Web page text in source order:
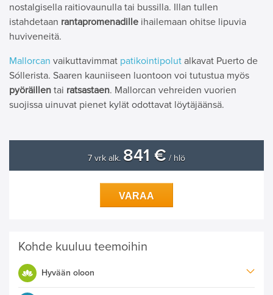
nostalgisella raitiovaunulla tai bussilla. Illan tullen
istahdetaan rantapromenadille ihailemaan ohitse lipuvia
huviveneitä.
Mallorcan vaikuttavimmat patikointipolut alkavat Puerto de
Sóllerista. Saaren kauniiseen luontoon voi tutustua myös
pyöräillen tai ratsastaen. Mallorcan vehreiden vuorien
suojissa uinuvat pienet kylät odottavat löytäjäänsä.
7 vrk alk. 841 € / hlö
VARAA
Kohde kuuluu teemoihin
Hyvään oloon